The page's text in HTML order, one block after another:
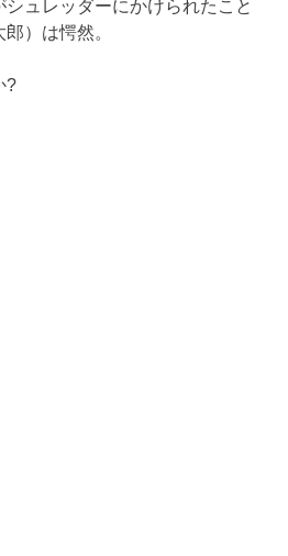
ュレッダーにかけられたこと
）は愕然。
?